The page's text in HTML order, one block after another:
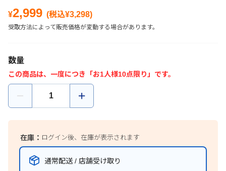
¥2,999 (税込¥3,298)
受取方法によって販売価格が変動する場合があります。
数量
この商品は、一度につき「お1人様10点限り」です。
在庫： ログイン後、在庫が表示されます
通常配送 / 店舗受け取り